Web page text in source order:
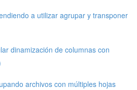
a utilizar agrupar y transponer
dinamización de columnas con
archivos con múltiples hojas